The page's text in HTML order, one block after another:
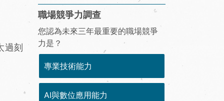
過刻
職場競爭力調查
您認為未來三年最重要的職場競爭
力是？
專業技術能力
AI與數位應用能力